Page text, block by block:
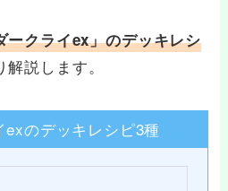
ークライex」のデッキレシ
説します。
exのデッキレシピ3種